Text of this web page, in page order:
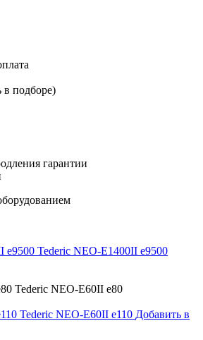
подборе)
гарантии
Tederic NEO-E1400II e9500
Tederic NEO-E60II e80
Tederic NEO-E60II e110 Добавить в